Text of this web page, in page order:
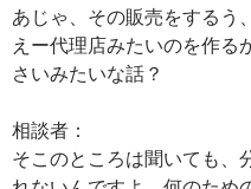
あじゃ、その販売をするう
えー代理店みたいのを作る
さいみたいな話？
相談者：
そこのところは聞いても、